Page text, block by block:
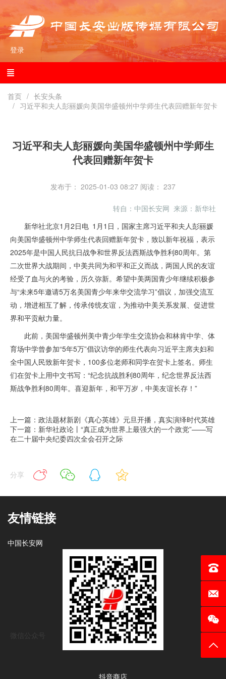
登录
首页
长安头条
习近平和夫人彭丽媛向美国华盛顿州中学师生代表回赠新年贺卡
习近平和夫人彭丽媛向美国华盛顿州中学师生
代表回赠新年贺卡
发布于： 2025-01-03 08:27 阅读： 237
转自：中国长安网 来源：新华社
新华社北京1月2日电 1月1日，国家主席习近平和夫人彭丽媛
向美国华盛顿州中学师生代表回赠新年贺卡，致以新年祝福，表示
2025年是中国人民抗日战争和世界反法西斯战争胜利80周年。第
二次世界大战期间，中美共同为和平和正义而战，两国人民的友谊
经受了血与火的考验，历久弥新。希望中美两国青少年继续积极参
与“未来5年邀请5万名美国青少年来华交流学习”倡议，加强交流互
动，增进相互了解，传承传统友谊，为推动中美关系发展、促进世
界和平贡献力量。
此前，美国华盛顿州美中青少年学生交流协会和林肯中学、体
育场中学曾参加“5年5万”倡议访华的师生代表向习近平主席夫妇和
全中国人民致新年贺卡，100多位老师和同学在贺卡上签名。师生
们在贺卡上用中文书写：“纪念抗战胜利80周年，纪念世界反法西
斯战争胜利80周年。喜迎新年，和平万岁，中美友谊长存！”
上一篇：政法题材新剧《真心英雄》元旦开播，真实演绎时代英雄
下一篇：新华社政论丨“真正成为世界上最强大的一个政党”——写
在二十届中央纪委四次全会召开之际
分享
友情链接
中国长安网
微信公众号
抖音商店
电话
邮箱
返回